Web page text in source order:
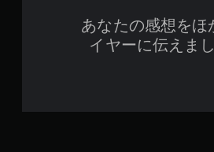
あなたの感想をほ
イヤーに伝えまし